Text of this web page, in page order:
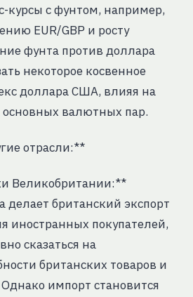
курсы с фунтом, например,
EUR/GBP и росту
фунта против доллара
некоторое косвенное
доллара США, влияя на
валютных пар.
отрасли:**
Великобритании:**
делает британский экспорт
иностранных покупателей,
сказаться на
британских товаров и
Однако импорт становится